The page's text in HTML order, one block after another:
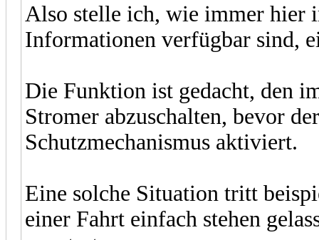
Also stelle ich, wie immer hier
Informationen verfügbar sind,
Die Funktion ist gedacht, den
Stromer abzuschalten, bevor
Schutzmechanismus aktiviert.
Eine solche Situation tritt
einer Fahrt einfach stehen